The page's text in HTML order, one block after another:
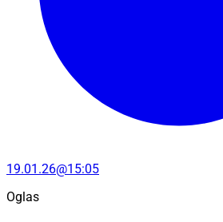
19.01.26@15:05
Oglas